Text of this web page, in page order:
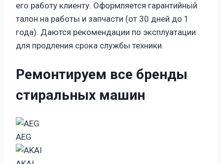
его работу клиенту. Оформляется гарантийный
талон на работы и запчасти (от 30 дней до 1
года). Даются рекомендации по эксплуатации
для продления срока службы техники.
Ремонтируем все бренды
стиральных машин
AEG